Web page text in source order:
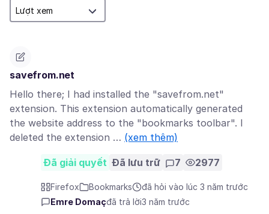
savefrom.net
Hello there; I had installed the "savefrom.net"
extension. This extension automatically generated
the website address to the "bookmarks toolbar". I
deleted the extension … (xem thêm)
Đã giải quyết Đã lưu trữ 7 2977
Firefox Bookmarks
đã hỏi vào lúc 3 năm trước
Emre Domaçđã trả lời3 năm trước